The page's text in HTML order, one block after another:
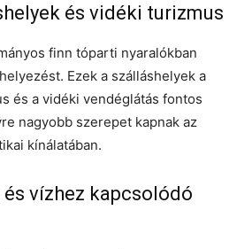
és vidéki turizmus
finn tóparti nyaralókban
Ezek a szálláshelyek a
és a vidéki vendéglátás fontos
nagyobb szerepet kapnak az
kínálatában.
vízhez kapcsolódó